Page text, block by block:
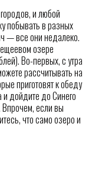
и любой
побывать в разных
— все они недалеко.
озере
Во-первых, с утра
рассчитывать на
приготовят к обеду
и дойдите до Синего
Впрочем, если вы
что само озеро и